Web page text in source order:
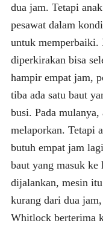
dua jam. Tetapi
pesawat dalam
untuk memperbaiki.
diperkirakan bisa
hampir empat jam,
tiba ada satu baut
busi. Pada
melaporkan. Tetapi
butuh empat jam
baut yang masuk
dijalankan, mesin
kurang dari dua
Whitlock berterima